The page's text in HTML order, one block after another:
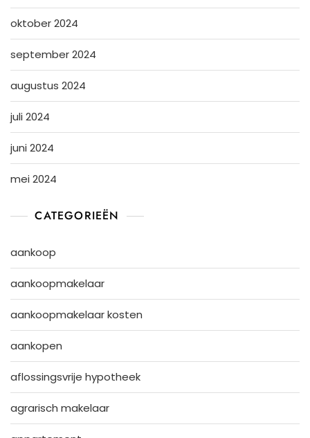
oktober 2024
september 2024
augustus 2024
juli 2024
juni 2024
mei 2024
CATEGORIEËN
aankoop
aankoopmakelaar
aankoopmakelaar kosten
aankopen
aflossingsvrije hypotheek
agrarisch makelaar